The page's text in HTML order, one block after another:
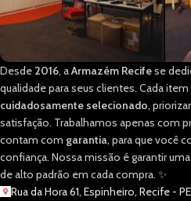
Desde 2016, aArmazém Recifese
qualidade para seus clientes. Cada
cuidadosamente selecionado,
satisfação. Trabalhamos apenas com
contam com garantia, para que você
confiança. Nossa missão é garantir
de alto padrão em cada compra. ✨
Rua da Hora 61, Espinheiro, Recife - PE